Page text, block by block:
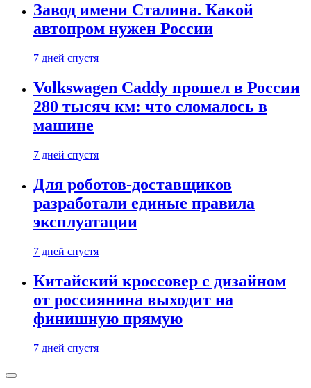
Завод имени Сталина. Какой
автопром нужен России
7 дней спустя
Volkswagen Caddy прошел в России
280 тысяч км: что сломалось в
машине
7 дней спустя
Для роботов-доставщиков
разработали единые правила
эксплуатации
7 дней спустя
Китайский кроссовер с дизайном
от россиянина выходит на
финишную прямую
7 дней спустя